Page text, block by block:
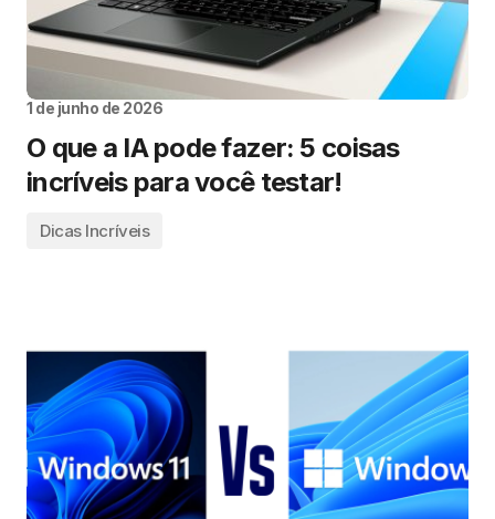
1 de junho de 2026
O que a IA pode fazer: 5 coisas
incríveis para você testar!
Dicas Incríveis